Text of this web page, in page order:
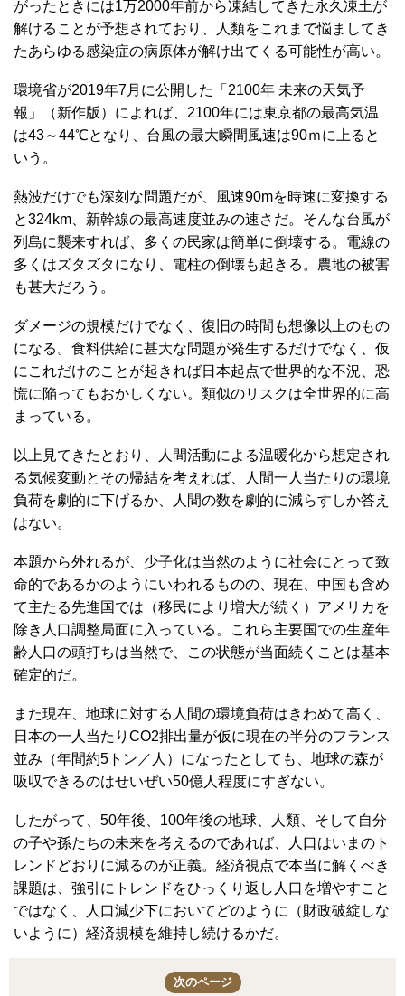
がったときには1万2000年前から凍結してきた永久凍土が
解けることが予想されており、人類をこれまで悩ましてき
たあらゆる感染症の病原体が解け出てくる可能性が高い。
環境省が2019年7月に公開した「2100年 未来の天気予
報」（新作版）によれば、2100年には東京都の最高気温
は43～44℃となり、台風の最大瞬間風速は90ｍに上ると
いう。
熱波だけでも深刻な問題だが、風速90mを時速に変換する
と324km、新幹線の最高速度並みの速さだ。そんな台風が
列島に襲来すれば、多くの民家は簡単に倒壊する。電線の
多くはズタズタになり、電柱の倒壊も起きる。農地の被害
も甚大だろう。
ダメージの規模だけでなく、復旧の時間も想像以上のもの
になる。食料供給に甚大な問題が発生するだけでなく、仮
にこれだけのことが起きれば日本起点で世界的な不況、恐
慌に陥ってもおかしくない。類似のリスクは全世界的に高
まっている。
以上見てきたとおり、人間活動による温暖化から想定され
る気候変動とその帰結を考えれば、人間一人当たりの環境
負荷を劇的に下げるか、人間の数を劇的に減らすしか答え
はない。
本題から外れるが、少子化は当然のように社会にとって致
命的であるかのようにいわれるものの、現在、中国も含め
て主たる先進国では（移民により増大が続く）アメリカを
除き人口調整局面に入っている。これら主要国での生産年
齢人口の頭打ちは当然で、この状態が当面続くことは基本
確定的だ。
また現在、地球に対する人間の環境負荷はきわめて高く、
日本の一人当たりCO2排出量が仮に現在の半分のフランス
並み（年間約5トン／人）になったとしても、地球の森が
吸収できるのはせいぜい50億人程度にすぎない。
したがって、50年後、100年後の地球、人類、そして自分
の子や孫たちの未来を考えるのであれば、人口はいまのト
レンドどおりに減るのが正義。経済視点で本当に解くべき
課題は、強引にトレンドをひっくり返し人口を増やすこと
ではなく、人口減少下においてどのように（財政破綻しな
いように）経済規模を維持し続けるかだ。
次のページ